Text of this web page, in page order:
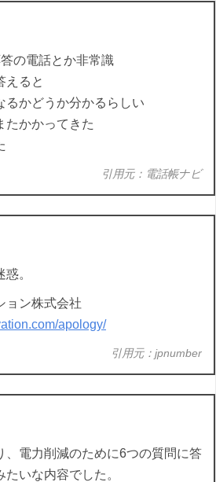
の電話とか非常識
えると
るかどうか分かるらしい
たかかってきた
引用元：電話帳ナビ
。
ョン株式会社
apology/
引用元：jpnumber
、電力削減のために6つの質問に答
たいな内容でした。